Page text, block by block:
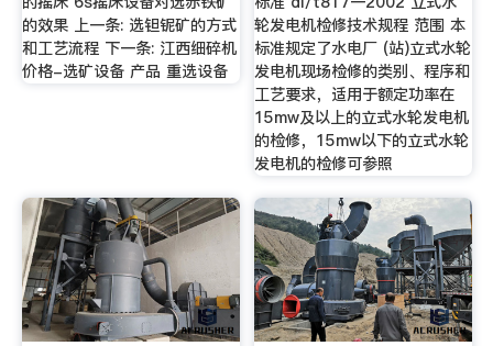
的效果 上一条: 选钽铌矿的方式
和工艺流程 下一条: 江西细碎机
价格-选矿设备 产品 重选设备
轮发电机检修技术规程 范围 本
标准规定了水电厂 (站)立式水轮
发电机现场检修的类别、程序和
工艺要求，适用于额定功率在
15mw及以上的立式水轮发电机
的检修，15mw以下的立式水轮
发电机的检修可参照